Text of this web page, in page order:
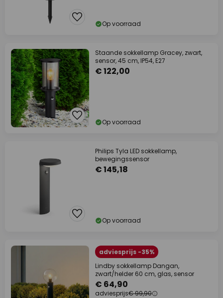
Op voorraad
Staande sokkellamp Gracey, zwart,
sensor, 45 cm, IP54, E27
€ 122,00
Op voorraad
Philips Tyla LED sokkellamp,
bewegingssensor
€ 145,18
Op voorraad
adviesprijs -35%
Lindby sokkellamp Dangan,
zwart/helder 60 cm, glas, sensor
€ 64,90
adviesprijs€ 99,90